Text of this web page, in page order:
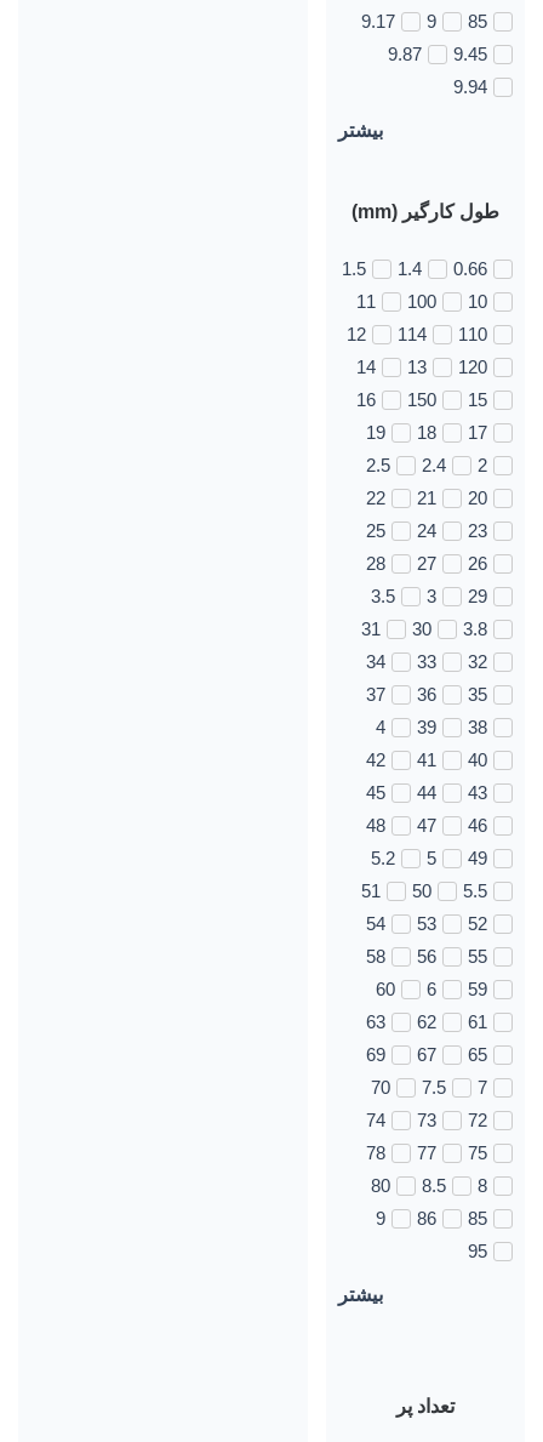
85
9
9.17
9.45
9.87
9.94
بیشتر
طول کارگیر (mm)
0.66
1.4
1.5
10
100
11
110
114
12
120
13
14
15
150
16
17
18
19
2
2.4
2.5
20
21
22
23
24
25
26
27
28
29
3
3.5
3.8
30
31
32
33
34
35
36
37
38
39
4
40
41
42
43
44
45
46
47
48
49
5
5.2
5.5
50
51
52
53
54
55
56
58
59
6
60
61
62
63
65
67
69
7
7.5
70
72
73
74
75
77
78
8
8.5
80
85
86
9
95
بیشتر
تعداد پر